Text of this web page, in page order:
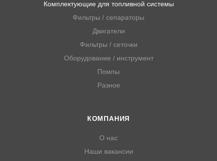
Комплектующие для топливной системы
Фильтры / сепараторы
Двигатели
Фильтры / сеточки
Оборудование / инструмент
Помпы
Разное
КОМПАНИЯ
О нас
Наши вакансии